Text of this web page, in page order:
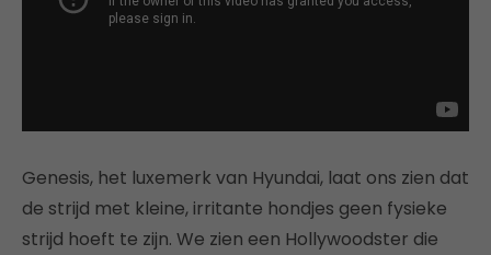
Genesis, het luxemerk van Hyundai, laat ons zien dat
de strijd met kleine, irritante hondjes geen fysieke
strijd hoeft te zijn. We zien een Hollywoodster die